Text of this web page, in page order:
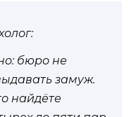
бюро не
замуж.
найдёте